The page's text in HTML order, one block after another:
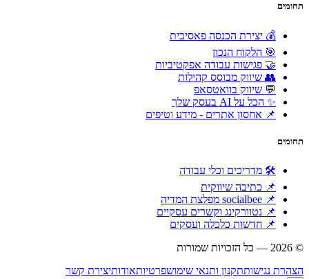
תחומים
💰 יצירת הכנסה פאסיבית
🎯 הלקוח הנכון
🤝 פגישות עבודה אפקטיביות
👥 שיווק מבוסס קהילות
💬 שיווק בוואטסאפ
✨ הכל על AI בעסק שלך
📌 אחסון אתרים - מידע וטיפים
תחומים
🛠 מדריכים וכלי עבודה
📌 כתיבה שיווקית
📌 socialbee מפלצת המדיה
📌 נטוורקינג וקשרים עסקיים
📌 חדשות כלכלה ועסקים
© 2026 — כל הזכויות שמורות
הצהרת נגישותתקנון ותנאי שימושפרטיותאודותיצירת קשר